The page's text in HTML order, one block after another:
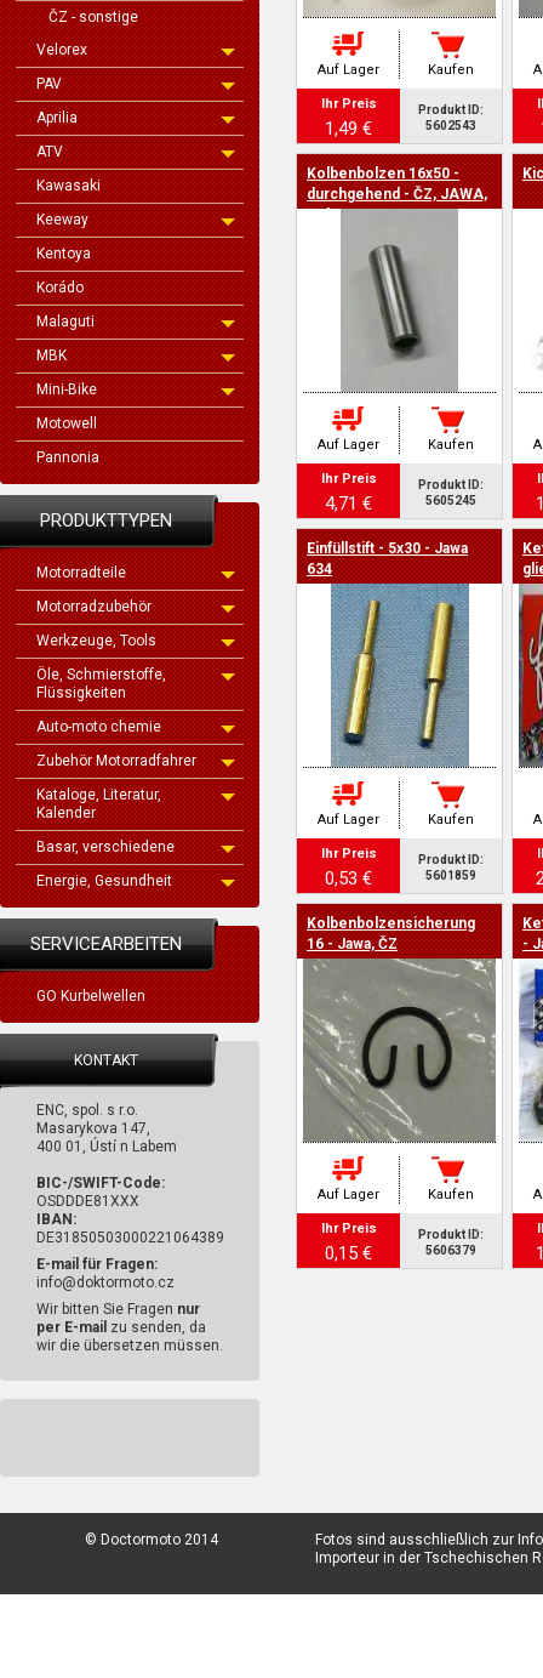
ČZ - sonstige
Velorex
PAV
Aprilia
ATV
Kawasaki
Keeway
Kentoya
Korádo
Malaguti
MBK
Mini-Bike
Motowell
Pannonia
PRODUKTTYPEN
Motorradteile
Motorradzubehör
Werkzeuge, Tools
Öle, Schmierstoffe,
Flüssigkeiten
Auto-moto chemie
Zubehör Motorradfahrer
Kataloge, Literatur,
Kalender
Basar, verschiedene
Energie, Gesundheit
SERVICEARBEITEN
GO Kurbelwellen
KONTAKT
ENC, spol. s r.o.
Masarykova 147,
400 01, Ústí n Labem
BIC-/SWIFT-Code:
OSDDDE81XXX
IBAN:
DE31850503000221064389
E-mail für Fragen:
info@doktormoto.cz
Wir bitten Sie Fragen nur
per E-mail zu senden, da
wir die übersetzen müssen.
Auf Lager Kaufen
Ihr Preis
1,49 €
Produkt ID:
5602543
Kolbenbolzen 16x50 -
durchgehend - ČZ, JAWA,
Auf Lager Kaufen
Ihr Preis
4,71 €
Produkt ID:
5605245
Einfüllstift - 5x30 - Jawa
634
Auf Lager Kaufen
Ihr Preis
0,53 €
Produkt ID:
5601859
Kolbenbolzensicherung
16 - Jawa, ČZ
Auf Lager Kaufen
Ihr Preis
0,15 €
Produkt ID:
5606379
-
© Doctormoto 2014
Fotos sind ausschließlich zur
Importeur in der Tschechischen